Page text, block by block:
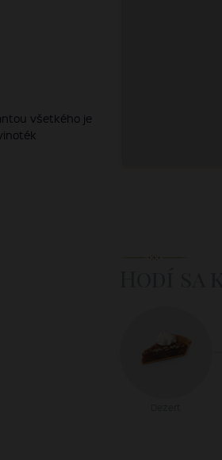
všetkého je